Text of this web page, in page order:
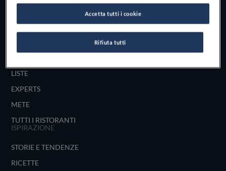
UNISCITI
LISTE
EXPERTS
METE
TUTTI I RISTORANTI
ISPIRAZIONE
STORIE E TENDENZE
RICETTE
Rifiuta tutti
Accetta tutti i cookie